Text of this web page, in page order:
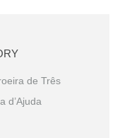
de Três
d’Ajuda